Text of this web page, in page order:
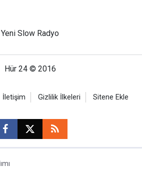
Yeni Slow Radyo
Hür 24 © 2016
İletişim Gizlilik İlkeleri Sitene Ekle